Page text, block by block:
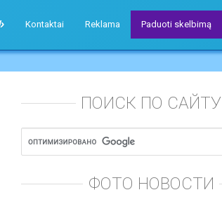
Kontaktai Reklama Paduoti skelbimą
ПОИСК ПО САЙТУ
ФОТО НОВОСТИ